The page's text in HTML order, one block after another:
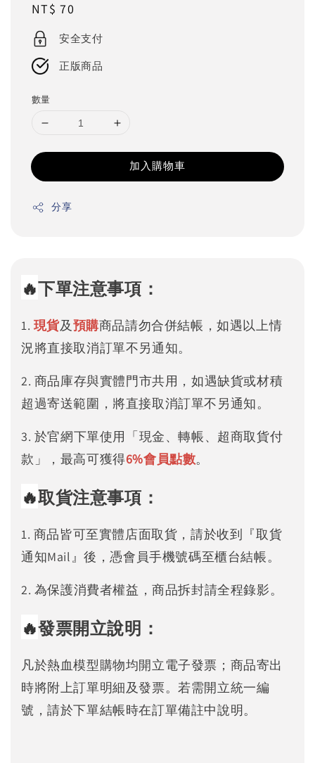
Regular
price
NT$ 70
安全支付
正版商品
數量
加入購物車
分享
🔥下單注意事項：
1. 現貨及預購商品請勿合併結帳，如遇以上情
況將直接取消訂單不另通知。
2. 商品庫存與實體門市共用，如遇缺貨或材積
超過寄送範圍，將直接取消訂單不另通知。
3. 於官網下單使用「現金、轉帳、超商取貨付
款」，最高可獲得6%會員點數。
🔥取貨注意事項：
1. 商品皆可至實體店面取貨，請於收到『取貨
通知Mail』後，憑會員手機號碼至櫃台結帳。
2. 為保護消費者權益，商品拆封請全程錄影。
🔥發票開立說明：
凡於熱血模型購物均開立電子發票；商品寄出
時將附上訂單明細及發票。若需開立統一編
號，請於下單結帳時在訂單備註中說明。